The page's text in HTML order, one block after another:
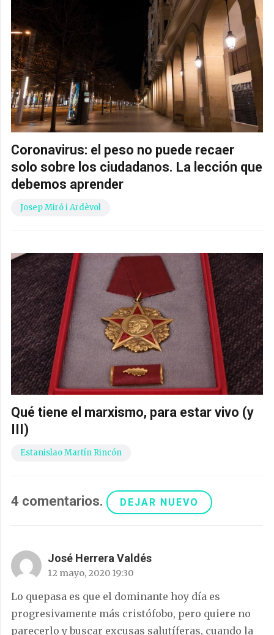
Coronavirus: el peso no puede recaer
solo sobre los ciudadanos. La lección que
debemos aprender
Josep Miró i Ardèvol
Qué tiene el marxismo, para estar vivo (y
III)
Estanislao Martín Rincón
4 comentarios. DEJAR NUEVO
José Herrera Valdés
12 mayo, 2020 19:30
Lo quepasa es que el dominante hoy día es
progresivamente más cristófobo, pero quiere no
parecerlo y buscar excusas salutíferas, cuando la